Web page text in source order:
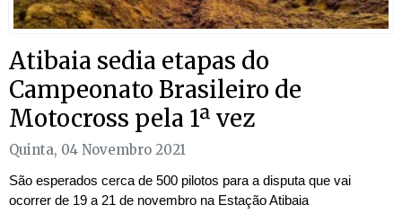
Atibaia sedia etapas do
Campeonato Brasileiro de
Motocross pela 1ª vez
Quinta, 04 Novembro 2021
São esperados cerca de 500 pilotos para a disputa que vai
ocorrer de 19 a 21 de novembro na Estação Atibaia